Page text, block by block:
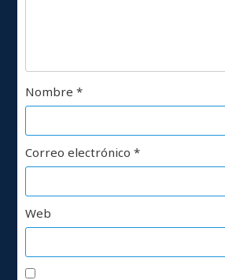
Nombre*
Correo electrónico*
Web